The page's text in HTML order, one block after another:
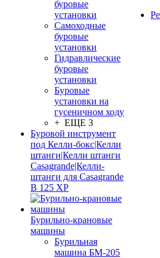
буровые
установки
Самоходные
буровые
установки
Гидравлические
буровые
установки
Буровые
установки на
гусеничном ходу
+ ЕЩЕ 3
Буровой инструмент
под Келли-бокс|Келли
штанги|Келли штанги
Casagrande|Келли-
штанги для Casagrande
B 125 XP
Бурильно-крановые
машины
Бурильная
машина БМ-205